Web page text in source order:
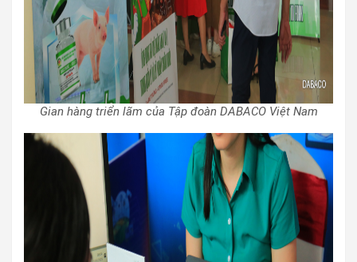
Gian hàng triển lãm của Tập đoàn DABACO Việt Nam